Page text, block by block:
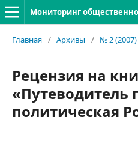
Главная / Архивы / № 2 (2007)
Рецензия на
«Путеводитель
политическая